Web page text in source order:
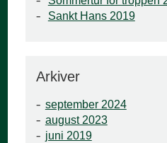
Sankt Hans 2019
Arkiver
september 2024
august 2023
juni 2019